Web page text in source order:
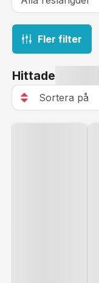
Fler filter
Hittade